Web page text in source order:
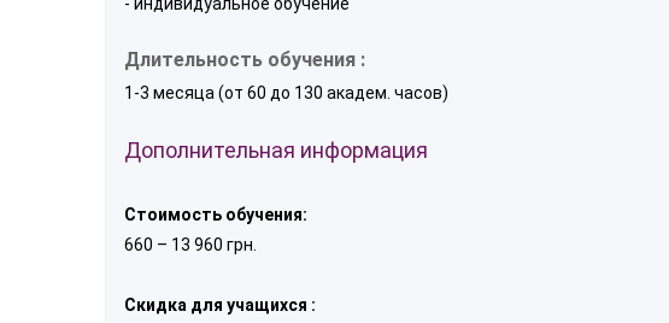
Длительность обучения :
1-3 месяца (от 60 до 130 академ. часов)
Дополнительная информация
Стоимость обучения:
660 – 13 960 грн.
Скидка для учащихся :